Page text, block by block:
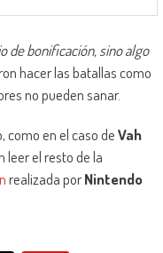
de bonificación, sino algo
hacer las batallas como
no pueden sanar.
como en el caso deVah
leer el resto de la
realizada porNintendo